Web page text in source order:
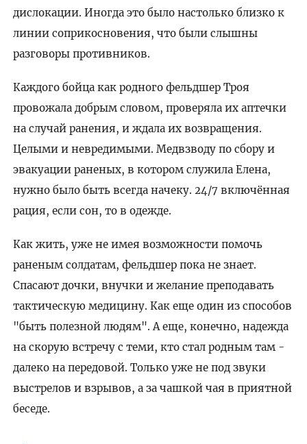
дислокации. Иногда это было настолько близко к
линии соприкосновения, что были слышны
разговоры противников.
Каждого бойца как родного фельдшер Троя
провожала добрым словом, проверяла их аптечки
на случай ранения, и ждала их возвращения.
Целыми и невредимыми. Медвзводу по сбору и
эвакуации раненых, в котором служила Елена,
нужно было быть всегда начеку. 24/7 включённая
рация, если сон, то в одежде.
Как жить, уже не имея возможности помочь
раненым солдатам, фельдшер пока не знает.
Спасают дочки, внучки и желание преподавать
тактическую медицину. Как еще один из способов
"быть полезной людям". А еще, конечно, надежда
на скорую встречу с теми, кто стал родным там -
далеко на передовой. Только уже не под звуки
выстрелов и взрывов, а за чашкой чая в приятной
беседе.